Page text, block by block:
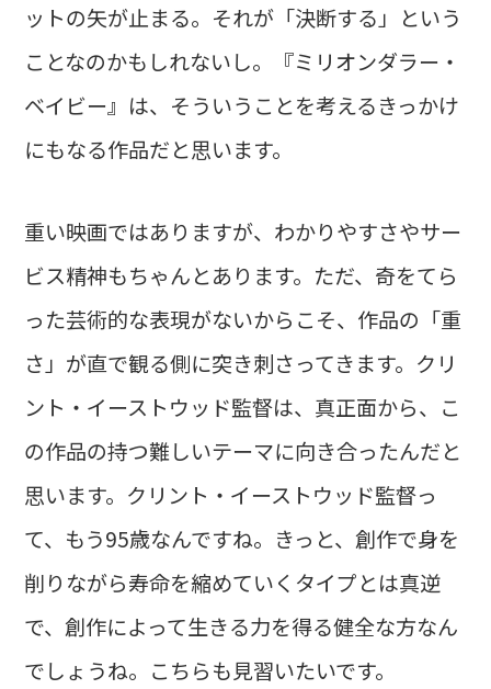
ットの矢が止まる。それが「決断する」という
ことなのかもしれないし。『ミリオンダラー・
ベイビー』は、そういうことを考えるきっかけ
にもなる作品だと思います。
重い映画ではありますが、わかりやすさやサー
ビス精神もちゃんとあります。ただ、奇をてら
った芸術的な表現がないからこそ、作品の「重
さ」が直で観る側に突き刺さってきます。クリ
ント・イーストウッド監督は、真正面から、こ
の作品の持つ難しいテーマに向き合ったんだと
思います。クリント・イーストウッド監督っ
て、もう95歳なんですね。きっと、創作で身を
削りながら寿命を縮めていくタイプとは真逆
で、創作によって生きる力を得る健全な方なん
でしょうね。こちらも見習いたいです。